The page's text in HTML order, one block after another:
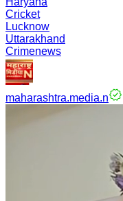
Cricket
Lucknow
Uttarakhand
Crimenews
maharashtra.media.n